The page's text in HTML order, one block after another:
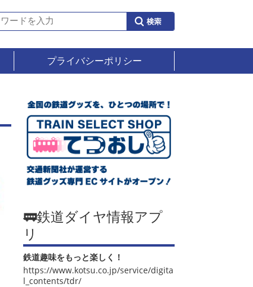
プライバシーポリシー
🚃鉄道ダイヤ情報アプ
リ
鉄道趣味をもっと楽しく！
https://www.kotsu.co.jp/service/digita
l_contents/tdr/